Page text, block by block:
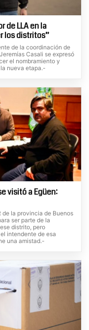
de LLA en la
los distritos”
de la coordinación de
Casali se expresó
el nombramiento y
nueva etapa.-
visitó a Egüen:
de la provincia de Buenos
ser parte de la
distrito, pero
intendente de esa
una amistad.-